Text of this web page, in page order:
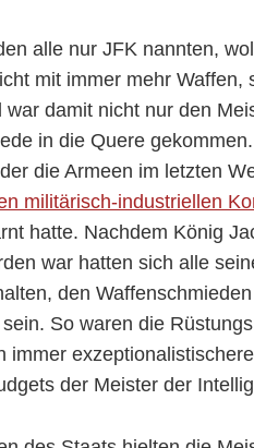
alle nur JFK nannten,
mit immer mehr
war damit nicht nur den
in die Quere
die Armeen im letzten
militärisch-industriellen
hatte. Nachdem König
war hatten sich alle
den
So waren die
immer
der Meister der